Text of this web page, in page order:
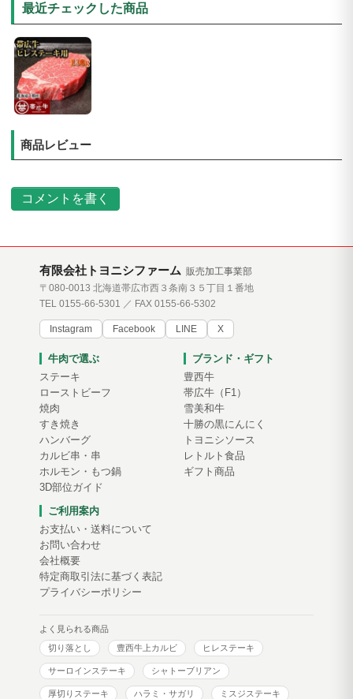
最近チェックした商品
商品レビュー
コメントを書く
有限会社トヨニシファーム 販売加工事業部
〒080-0013 北海道帯広市西３条南３５丁目１番地
TEL 0155-66-5301 ／ FAX 0155-66-5302
Instagram Facebook LINE X
牛肉で選ぶ
ステーキ
ローストビーフ
焼肉
すき焼き
ハンバーグ
カルビ串・串
ホルモン・もつ鍋
3D部位ガイド
ブランド・ギフト
豊西牛
帯広牛（F1）
雪美和牛
十勝の黒にんにく
トヨニシソース
レトルト食品
ギフト商品
ご利用案内
お支払い・送料について
お問い合わせ
会社概要
特定商取引法に基づく表記
プライバシーポリシー
よく見られる商品
切り落とし
豊西牛上カルビ ヒレステーキ
サーロインステーキ シャトーブリアン
厚切りステーキ ハラミ・サガリ ミスジステーキ